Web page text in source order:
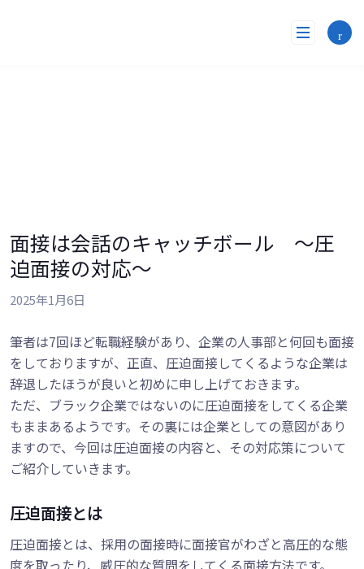
面接は会話のキャッチボール 〜圧
迫面接の対応〜
2025年1月6日
筆者は7回ほど転職経験があり、企業の人事部と何回も面接
をしておりますが、正直、圧迫面接してくるような企業は
辞退したほうが良いと初めに申し上げておきます。
ただ、ブラック企業ではないのに圧迫面接をしてくる企業
もままあるようです。その裏には企業としての意図があり
ますので、今回は圧迫面接の内容と、その対応策について
ご紹介していきます。
圧迫面接とは
圧迫面接とは、採用の面接時に面接官がわざと高圧的な態
度を取ったり、威圧的な質問をしてくる面接方法です。